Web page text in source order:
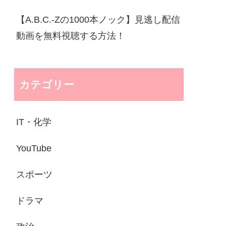
【A.B.C.-Zの1000本ノック】見逃し配信
動画を無料視聴する方法！
カテゴリー
IT・化学
YouTube
スポーツ
ドラマ